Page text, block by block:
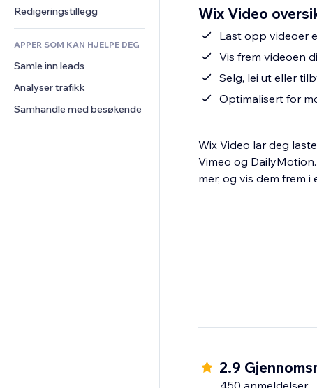
Mat og drikke
Kalkulatorer
Søk
Vær
Diagrammer og tabeller
Samfunn
Anmeldelser og
Redigeringstillegg
APPER SOM KAN HJELPE DEG
Samle inn leads
Analyser trafikk
Samhandle med besøkende
Wix Video
Last opp videoer
Vis frem videoen
Selg, lei ut eller
Optimalisert for
Wix Video lar deg
Vimeo og
mer, og vis dem frem
2.9